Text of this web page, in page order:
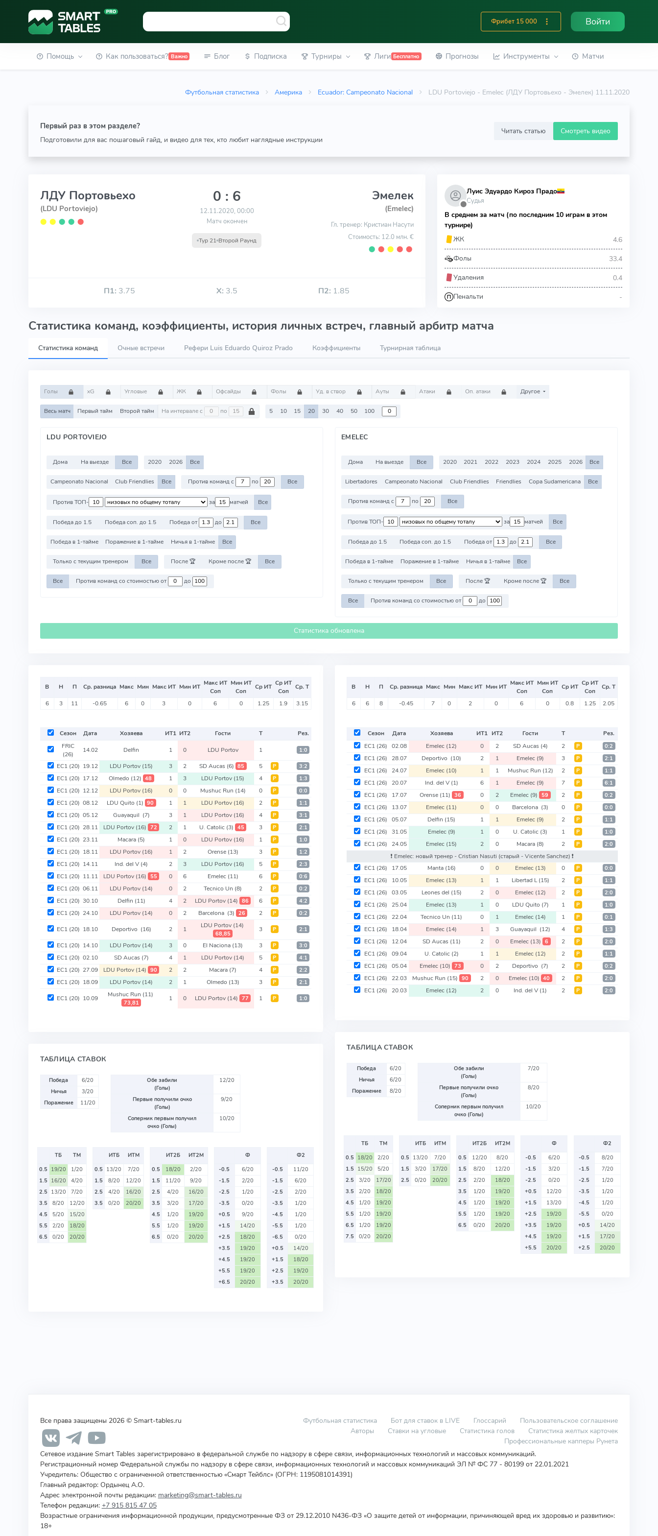
Фрибет 15 000 Войти
Помощь Как пользоваться? Важно Блог Подписка Турниры Лиги Бесплатно Прогнозы Инструменты Матчи
Футбольная статистика Америка Ecuador: Campeonato Nacional LDU Portoviejo - Emelec (ЛДУ Портовьехо - Эмелек) 11.11.2020
Первый раз в этом разделе?
Подготовили для вас пошаговый гайд, и видео для тех, кто любит наглядные инструкции
Читать статью Смотреть видео
ЛДУ Портовьехо
(LDU Portoviejo)
⬤ ⬤ ⬤ ⬤ ⬤
0 : 6
12.11.2020, 00:00
Матч окончен
Тур 21 Второй Раунд
Эмелек
(Emelec)
Гл. тренер: Кристиан Насути
Стоимость: 12.0 млн. €
⬤ ⬤ ⬤ ⬤ ⬤
П1: 3.75 Х: 3.5 П2: 1.85
⬤
Луис Эдуардо Кироз Прадо
Судья
В среднем за матч (по последним 10 играм в этом
турнире)
ЖК
4.6
Фолы 33.4
Удаления 0.4
Пенальти -
Статистика команд, коэффициенты, история личных встреч, главный арбитр матча
Статистика команд Очные встречи Рефери Luis Eduardo Quiroz Prado Коэффициенты Турнирная таблица
Голы xG Угловые ЖК Офсайды Фолы Уд. в створ Ауты Атаки Оп. атаки Другое
Весь матч Первый тайм Второй тайм На интервале с по 5 10 15 20 30 40 50 100
LDU PORTOVIEJO
Дома На выезде Все 2020 2026 Все
Campeonato Nacional Club Friendlies Все Против команд с по Все
Против ТОП- за матчей Все
Победа до 1.5 Победа соп. до 1.5 Победа от до Все
Победа в 1-тайме Поражение в 1-тайме Ничья в 1-тайме Все
Только с текущим тренером Все После 🏆 Кроме после 🏆 Все
Все Против команд со стоимостью от до
EMELEC
Дома На выезде Все 2020 2021 2022 2023 2024 2025 2026 Все
Libertadores Campeonato Nacional Club Friendlies Friendlies Copa Sudamericana Все
Против команд с по Все
Против ТОП- за матчей Все
Победа до 1.5 Победа соп. до 1.5 Победа от до Все
Победа в 1-тайме Поражение в 1-тайме Ничья в 1-тайме Все
Только с текущим тренером Все После 🏆 Кроме после 🏆 Все
Все Против команд со стоимостью от до
Статистика обновлена
В Н П Ср. разница Макс Мин Макс ИТ Мин ИТ Макс ИТ
Соп
Мин ИТ
Соп
Ср ИТ Ср ИТ
Соп
Ср. Т
6 3 11 -0.65 6 0 3 0 6 0 1.25 1.9 3.15
Сезон Дата Хозяева ИТ1 ИТ2 Гости Т
Рез.
FRIC
(26)
14.02 Delfin 1 0 LDU Portov 1 1:0
EC1 (20) 19.12 LDU Portov (15) 3 2 SD Aucas (6) 85 5 Р 3:2
EC1 (20) 17.12 Olmedo (12) 48 1 3 LDU Portov (15) 4 Р 1:3
EC1 (20) 12.12 LDU Portov (16) 0 0 Mushuc Run (14) 0 Р 0:0
EC1 (20) 08.12 LDU Quito (1) 90 1 1 LDU Portov (16) 2 Р 1:1
EC1 (20) 05.12 Guayaquil (7) 3 1 LDU Portov (16) 4 Р 3:1
EC1 (20) 28.11 LDU Portov (16) 72 2 1 U. Catolic (3) 45 3 Р 2:1
EC1 (20) 23.11 Macara (5) 1 0 LDU Portov (16) 1 Р 1:0
EC1 (20) 18.11 LDU Portov (16) 1 2 Orense (13) 3 Р 1:2
EC1 (20) 14.11 Ind. del V (4) 2 3 LDU Portov (16) 5 Р 2:3
EC1 (20) 11.11 LDU Portov (16) 55 0 6 Emelec (11) 6 Р 0:6
EC1 (20) 06.11 LDU Portov (14) 0 2 Tecnico Un (8) 2 Р 0:2
EC1 (20) 30.10 Delfin (11) 4 2 LDU Portov (14) 86 6 Р 4:2
EC1 (20) 24.10 LDU Portov (14) 0 2 Barcelona (3) 26 2 Р 0:2
EC1 (20) 18.10 Deportivo (16) 2 1 LDU Portov (14)
68,85
3 Р 2:1
EC1 (20) 14.10 LDU Portov (14) 3 0 El Naciona (13) 3 Р 3:0
EC1 (20) 02.10 SD Aucas (7) 4 1 LDU Portov (14) 5 Р 4:1
EC1 (20) 27.09 LDU Portov (14) 90 2 2 Macara (7) 4 Р 2:2
EC1 (20) 18.09 LDU Portov (14) 2 1 Olmedo (13) 3 Р 2:1
EC1 (20) 10.09 Mushuc Run (11)
73,81
1 0 LDU Portov (14) 77 1 Р 1:0
ТАБЛИЦА СТАВОК
Победа
6/20
Ничья
3/20
Поражение
11/20
Обе забили
(Голы)
12/20
Первые получили очко
(Голы)
9/20
Соперник первым получил
очко (Голы)
10/20
ТБ
ТМ
0.5 19/20
1/20
1.5 16/20
4/20
2.5 13/20
7/20
3.5
8/20
12/20
4.5
5/20
15/20
5.5
2/20
18/20
6.5
0/20 20/20
ИТБ
ИТМ
0.5 13/20
7/20
1.5
8/20
12/20
2.5
4/20
16/20
3.5
0/20 20/20
ИТ2Б
ИТ2М
0.5
18/20
2/20
1.5
11/20
9/20
2.5
4/20
16/20
3.5
3/20
17/20
4.5
1/20
19/20
5.5
1/20
19/20
6.5
0/20 20/20
Ф
-0.5
6/20
-1.5
2/20
-2.5
1/20
-3.5
0/20
+0.5
9/20
+1.5
14/20
+2.5
18/20
+3.5
19/20
+4.5
19/20
+5.5
19/20
+6.5
20/20
Ф2
-0.5
11/20
-1.5
6/20
-2.5
2/20
-3.5
1/20
-4.5
1/20
-5.5
1/20
-6.5
0/20
+0.5
14/20
+1.5
18/20
+2.5
19/20
+3.5
20/20
В Н П Ср. разница Макс Мин Макс ИТ Мин ИТ Макс ИТ
Соп
Мин ИТ
Соп
Ср ИТ Ср ИТ
Соп
Ср. Т
6 6 8 -0.45 7 0 2 0 6 0 0.8 1.25 2.05
Сезон Дата Хозяева ИТ1 ИТ2 Гости Т
Рез.
EC1 (26) 02.08 Emelec (12) 0 2 SD Aucas (4) 2 Р 0:2
EC1 (26) 28.07 Deportivo (10) 2 1 Emelec (9) 3 Р 2:1
EC1 (26) 24.07 Emelec (10) 1 1 Mushuc Run (12) 2 Р 1:1
EC1 (26) 20.07 Ind. del V (1) 6 1 Emelec (9) 7 Р 6:1
EC1 (26) 17.07 Orense (11) 36 0 2 Emelec (9) 59 2 Р 0:2
EC1 (26) 13.07 Emelec (11) 0 0 Barcelona (3) 0 Р 0:0
EC1 (26) 05.07 Delfin (15) 1 1 Emelec (9) 2 Р 1:1
EC1 (26) 31.05 Emelec (9) 1 0 U. Catolic (3) 1 Р 1:0
EC1 (26) 24.05 Emelec (15) 2 0 Macara (8) 2 Р 2:0
❗️ Emelec: новый тренер - Cristian Nasuti (старый - Vicente Sanchez) ❗️
EC1 (26) 17.05 Manta (16) 0 0 Emelec (13) 0 Р 0:0
EC1 (26) 10.05 Emelec (13) 1 1 Libertad L(15) 2 Р 1:1
EC1 (26) 03.05 Leones del (15) 2 0 Emelec (12) 2 Р 2:0
EC1 (26) 25.04 Emelec (13) 1 0 LDU Quito (7) 1 Р 1:0
EC1 (26) 22.04 Tecnico Un (11) 0 1 Emelec (14) 1 Р 0:1
EC1 (26) 18.04 Emelec (14) 1 3 Guayaquil (12) 4 Р 1:3
EC1 (26) 12.04 SD Aucas (11) 2 0 Emelec (13) 6 2 Р 2:0
EC1 (26) 09.04 U. Catolic (2) 1 1 Emelec (12) 2 Р 1:1
EC1 (26) 05.04 Emelec (10) 73 0 2 Deportivo (7) 2 Р 0:2
EC1 (26) 22.03 Mushuc Run (15) 90 2 0 Emelec (10) 40 2 Р 2:0
EC1 (26) 20.03 Emelec (12) 2 0 Ind. del V (1) 2 Р 2:0
ТАБЛИЦА СТАВОК
Победа
6/20
Ничья
6/20
Поражение
8/20
Обе забили
(Голы)
7/20
Первые получили очко
(Голы)
8/20
Соперник первым получил
очко (Голы)
10/20
ТБ
ТМ
0.5 18/20
2/20
1.5 15/20
5/20
2.5
3/20
17/20
3.5
2/20
18/20
4.5
1/20
19/20
5.5
1/20
19/20
6.5
1/20
19/20
7.5
0/20 20/20
ИТБ
ИТМ
0.5 13/20
7/20
1.5
3/20
17/20
2.5
0/20 20/20
ИТ2Б
ИТ2М
0.5
12/20
8/20
1.5
8/20
12/20
2.5
2/20
18/20
3.5
1/20
19/20
4.5
1/20
19/20
5.5
1/20
19/20
6.5
0/20 20/20
Ф
-0.5
6/20
-1.5
3/20
-2.5
0/20
+0.5
12/20
+1.5
13/20
+2.5
19/20
+3.5
19/20
+4.5
19/20
+5.5
20/20
Ф2
-0.5
8/20
-1.5
7/20
-2.5
1/20
-3.5
1/20
-4.5
1/20
-5.5
0/20
+0.5
14/20
+1.5
17/20
+2.5
20/20
Все права защищены 2026 © Smart-tables.ru Футбольная статистика Бот для ставок в LIVE Глоссарий
Пользовательское соглашение
Авторы
Ставки на угловые Статистика голов
Статистика желтых карточек
Профессиональные капперы Рунета
Сетевое издание Smart Tables зарегистрировано в федеральной службе по надзору в сфере связи, информационных технологий и массовых коммуникаций.
Регистрационный номер Федеральной службы по надзору в сфере связи, информационных технологий и массовых коммуникаций ЭЛ № ФС 77 - 80199 от 22.01.2021
Учредитель: Общество с ограниченной ответственностью «Смарт Тейблс» (ОГРН: 1195081014391)
Главный редактор: Ордынец А.О.
Адрес электронной почты редакции: marketing@smart-tables.ru
Телефон редакции: +7 915 815 47 05
Возрастные ограничения информационной продукции, предусмотренные ФЗ от 29.12.2010 N436-ФЗ «О защите детей от информации, причиняющей вред их здоровью и развитию»:
18+